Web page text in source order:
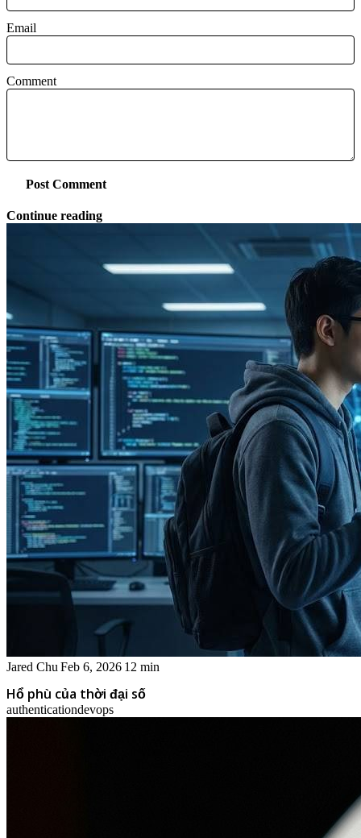
Email
Comment
Post Comment
Continue reading
Jared Chu Feb 6, 2026 12 min
Hổ phù của thời đại số
authenticationdevops